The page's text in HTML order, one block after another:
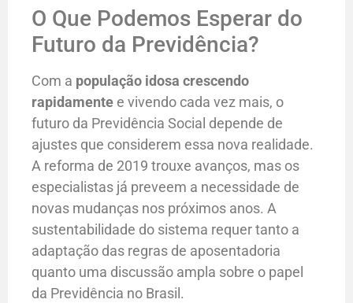
O Que Podemos Esperar do
Futuro da Previdência?
Com a população idosa crescendo
rapidamente e vivendo cada vez mais, o
futuro da Previdência Social depende de
ajustes que considerem essa nova realidade.
A reforma de 2019 trouxe avanços, mas os
especialistas já preveem a necessidade de
novas mudanças nos próximos anos. A
sustentabilidade do sistema requer tanto a
adaptação das regras de aposentadoria
quanto uma discussão ampla sobre o papel
da Previdência no Brasil.